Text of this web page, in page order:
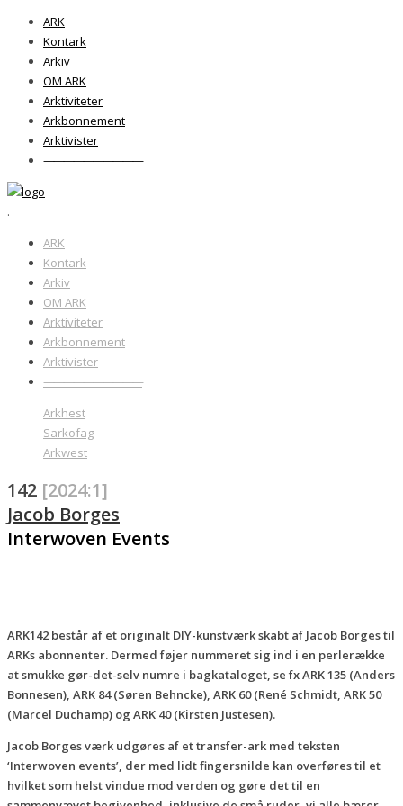
ARK
Kontark
Arkiv
OM ARK
Arktiviteter
Arkbonnement
Arktivister
——————————
.
ARK
Kontark
Arkiv
OM ARK
Arktiviteter
Arkbonnement
Arktivister
——————————
Arkhest
Sarkofag
Arkwest
142 [2024:1]
Jacob Borges
Interwoven Events
ARK142 består af et originalt DIY-kunstværk skabt af Jacob Borges til
ARKs abonnenter. Dermed føjer nummeret sig ind i en perlerække
at smukke gør-det-selv numre i bagkataloget, se fx ARK 135 (Anders
Bonnesen), ARK 84 (Søren Behncke), ARK 60 (René Schmidt, ARK 50
(Marcel Duchamp) og ARK 40 (Kirsten Justesen).
Jacob Borges værk udgøres af et transfer-ark med teksten
‘Interwoven events’, der med lidt fingersnilde kan overføres til et
hvilket som helst vindue mod verden og gøre det til en